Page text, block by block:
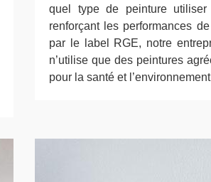
quel type de peinture
renforçant les performances
par le label RGE, notre
n’utilise que des peintures
pour la santé et